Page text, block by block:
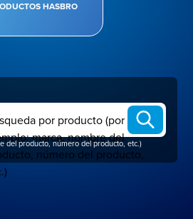
HASBRO
por producto (por
marca, nombre del
número del producto,
del producto, número del producto, etc.)